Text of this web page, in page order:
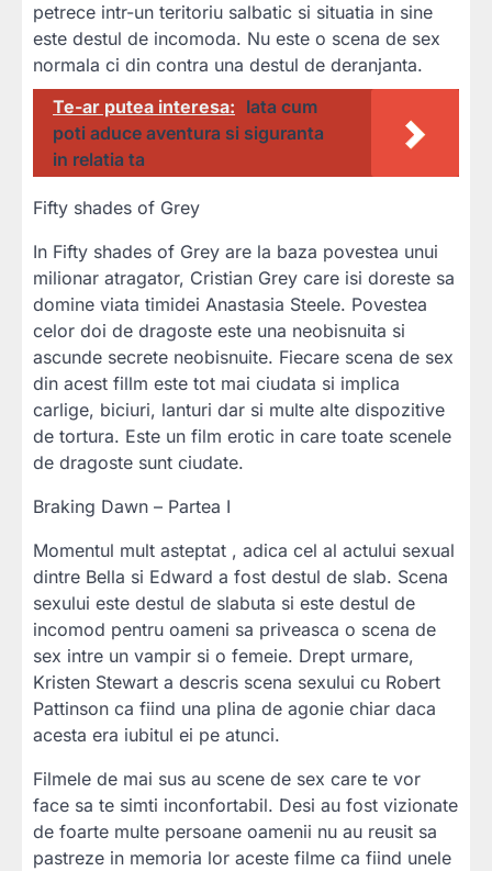
petrece intr-un teritoriu salbatic si situatia in sine
este destul de incomoda. Nu este o scena de sex
normala ci din contra una destul de deranjanta.
Te-ar putea interesa: Iata cum
poti aduce aventura si siguranta
in relatia ta
Fifty shades of Grey
In Fifty shades of Grey are la baza povestea unui
milionar atragator, Cristian Grey care isi doreste sa
domine viata timidei Anastasia Steele. Povestea
celor doi de dragoste este una neobisnuita si
ascunde secrete neobisnuite. Fiecare scena de sex
din acest fillm este tot mai ciudata si implica
carlige, biciuri, lanturi dar si multe alte dispozitive
de tortura. Este un film erotic in care toate scenele
de dragoste sunt ciudate.
Braking Dawn – Partea I
Momentul mult asteptat , adica cel al actului sexual
dintre Bella si Edward a fost destul de slab. Scena
sexului este destul de slabuta si este destul de
incomod pentru oameni sa priveasca o scena de
sex intre un vampir si o femeie. Drept urmare,
Kristen Stewart a descris scena sexului cu Robert
Pattinson ca fiind una plina de agonie chiar daca
acesta era iubitul ei pe atunci.
Filmele de mai sus au scene de sex care te vor
face sa te simti inconfortabil. Desi au fost vizionate
de foarte multe persoane oamenii nu au reusit sa
pastreze in memoria lor aceste filme ca fiind unele